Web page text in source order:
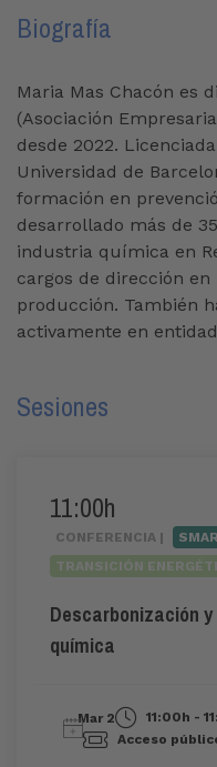
Biografía
Maria Mas Chacón es
(Asociación
desde 2022.
Universidad de
formación en
desarrollado más de
industria química en
cargos de dirección
producción. También
activamente en
Sesiones
11:00h
CONFERENCIA |
TRANSICIÓN
Descarbonización
química
Mar 2 11:00h -
Acceso